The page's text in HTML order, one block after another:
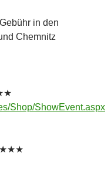
in den
Chemnitz
Shop/ShowEvent.aspx
★★★